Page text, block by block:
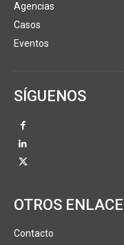
Agencias
Casos
Eventos
SÍGUENOS
OTROS
Contacto